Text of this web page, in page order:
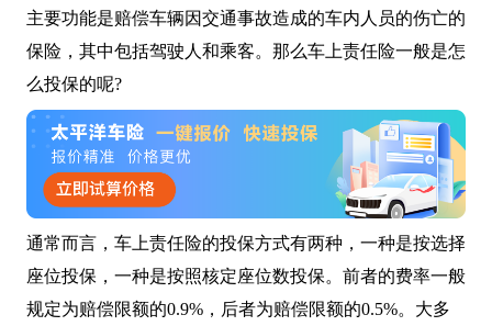
主要功能是赔偿车辆因交通事故造成的车内人员的伤亡的
保险，其中包括驾驶人和乘客。那么车上责任险一般是怎
么投保的呢?
通常而言，车上责任险的投保方式有两种，一种是按选择
座位投保，一种是按照核定座位数投保。前者的费率一般
规定为赔偿限额的0.9%，后者为赔偿限额的0.5%。大多